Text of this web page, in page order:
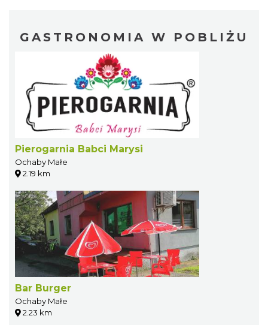
GASTRONOMIA W POBLIŻU
Pierogarnia Babci Marysi
Ochaby Małe
2.19 km
Bar Burger
Ochaby Małe
2.23 km